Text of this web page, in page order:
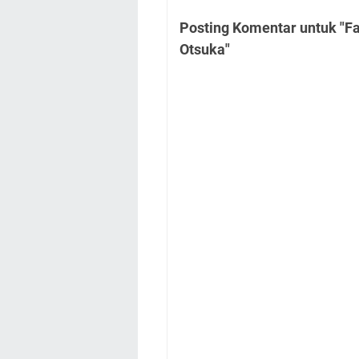
Posting Komentar untuk
Otsuka"